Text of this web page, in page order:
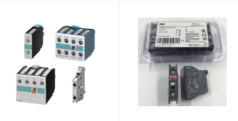
contacts AF-210, AF-260, AF-
A300, AF-400, AF-460, AF-
580, AF-750-30-10